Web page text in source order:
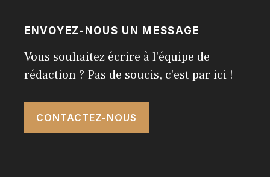
ENVOYEZ-NOUS UN MESSAGE
Vous souhaitez écrire à l'équipe de
rédaction ? Pas de soucis, c'est par ici !
CONTACTEZ-NOUS